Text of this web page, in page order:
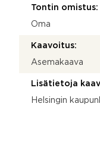
Tontin omistus:
Oma
Kaavoitus:
Asemakaava
Lisätietoja
Helsingin